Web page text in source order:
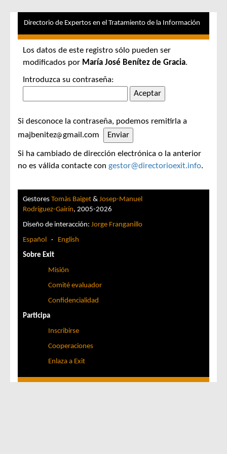
Directorio de Expertos en el Tratamiento de la Información
Los datos de este registro sólo pueden ser
modificados por María José Benítez de Gracia.
Introduzca su contraseña:
Si desconoce la contraseña, podemos remitirla a
majbenitez
gmail.com
Si ha cambiado de dirección electrónica o la anterior
no es válida contacte con gestor@directorioexit.info.
Gestores Tomàs Baiget & Josep-Manuel
Rodríguez-Gairín, 2005-2026
Diseño de interacción: Jorge Franganillo
Español · English
Sobre Exit
Misión
Comité evaluador
Confidencialidad
Participa
Inscribirse
Cooperaciones
Enlaza a Exit